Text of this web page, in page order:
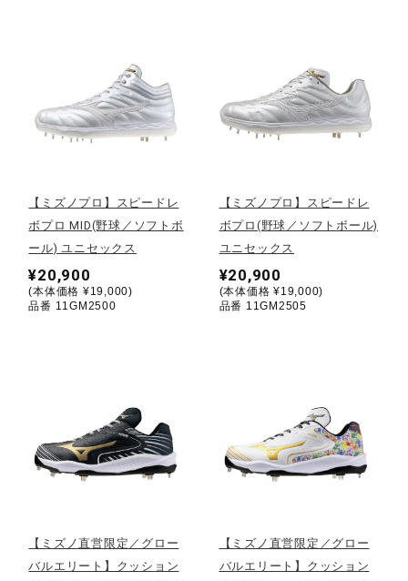
柔道
ワーキング
ウォーキングシューズ
インナー
アウトドア／レイン
【ミズノプロ】スピードレ
ボプロ MID(野球／ソフトボ
ール) ユニセックス
¥20,900
(本体価格 ¥19,000)
品番 11GM2500
【ミズノプロ】スピードレ
ボプロ(野球／ソフトボール)
ユニセックス
¥20,900
(本体価格 ¥19,000)
品番 11GM2505
【ミズノ直営限定／グロー
バルエリート】クッション
【ミズノ直営限定／グロー
バルエリート】クッション